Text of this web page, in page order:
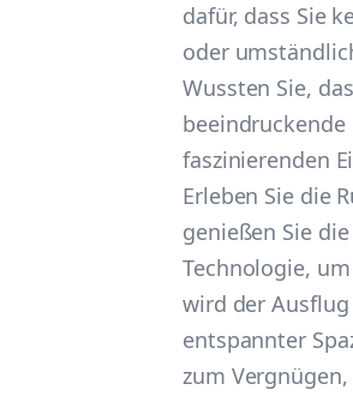
dafür, dass Sie
oder
Wussten Sie,
faszinierenden
Erleben Sie die
genießen Sie
Technologie,
wird der
entspannter
zum